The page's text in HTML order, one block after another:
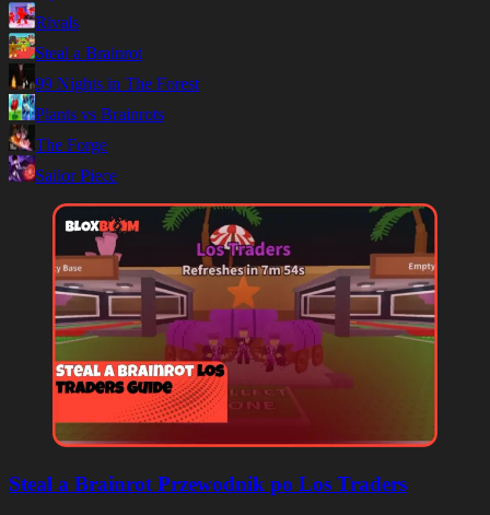
Rivals
Steal a Brainrot
99 Nights in The Forest
Plants vs Brainrots
The Forge
Sailor Piece
Steal a Brainrot Przewodnik po Los Traders